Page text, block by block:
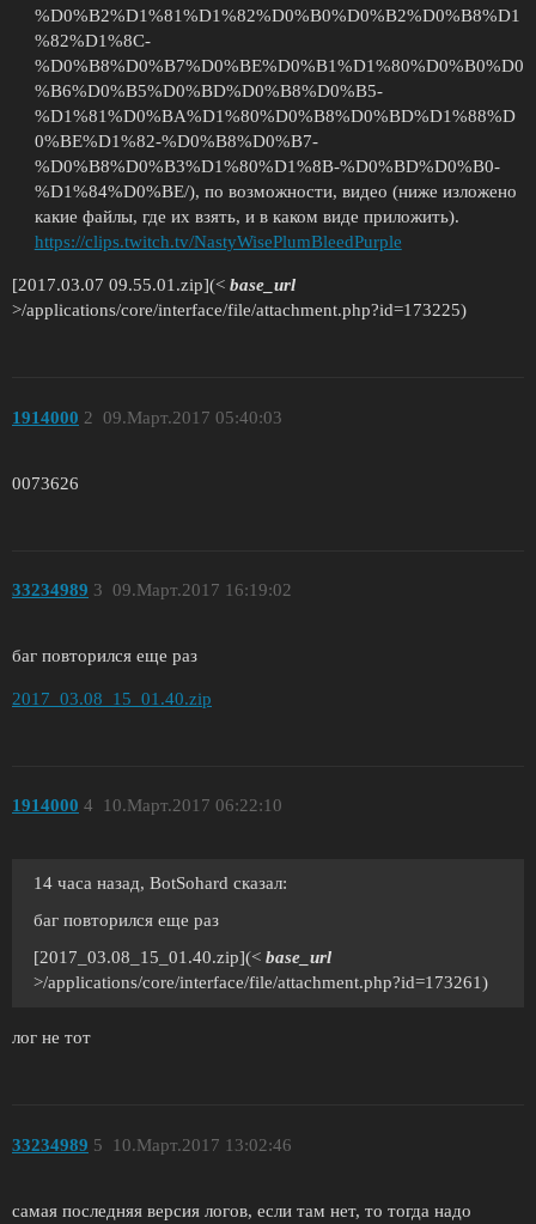
%D0%B2%D1%81%D1%82%D0%B0%D0%B2%D0%B8%D1
%82%D1%8C-
%D0%B8%D0%B7%D0%BE%D0%B1%D1%80%D0%B0%D0
%B6%D0%B5%D0%BD%D0%B8%D0%B5-
%D1%81%D0%BA%D1%80%D0%B8%D0%BD%D1%88%D
0%BE%D1%82-%D0%B8%D0%B7-
%D0%B8%D0%B3%D1%80%D1%8B-%D0%BD%D0%B0-
%D1%84%D0%BE/), по возможности, видео (ниже изложено
какие файлы, где их взять, и в каком виде приложить).
https://clips.twitch.tv/NastyWisePlumBleedPurple
[2017.03.07 09.55.01.zip](< base_url
>/applications/core/interface/file/attachment.php?id=173225)
1914000 09.Март.2017 05:40:03
2
0073626
33234989 09.Март.2017 16:19:02
3
баг повторился еще раз
2017_03.08_15_01.40.zip
1914000 10.Март.2017 06:22:10
4
14 часа назад, BotSohard сказал:
баг повторился еще раз
[2017_03.08_15_01.40.zip](< base_url
>/applications/core/interface/file/attachment.php?id=173261)
лог не тот
33234989 10.Март.2017 13:02:46
5
самая последняя версия логов, если там нет, то тогда надо